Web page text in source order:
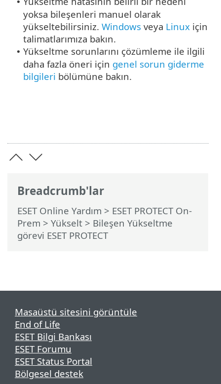
Breadcrumb'lar
ESET Online Yardım > ESET PROTECT On-
Prem > Yükselt > Bileşen Yükseltme
görevi ESET PROTECT
yoksa bileşenleri manuel olarak
yükseltebilirsiniz. Windows veya Linux için
talimatlarımıza bakın.
• Yükseltme sorunlarını çözümleme ile ilgili
daha fazla öneri için genel sorun giderme
bilgileri bölümüne bakın.
Masaüstü sitesini görüntüle
End of Life
ESET Bilgi Bankası
ESET Forumu
ESET Status Portal
Bölgesel destek